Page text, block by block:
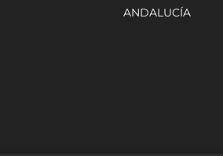
ANDALUCÍA